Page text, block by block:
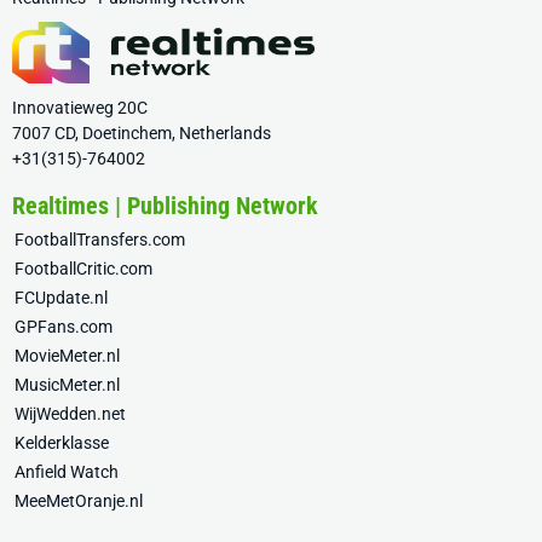
Innovatieweg 20C
7007 CD, Doetinchem, Netherlands
+31(315)-764002
Realtimes | Publishing Network
FootballTransfers.com
FootballCritic.com
FCUpdate.nl
GPFans.com
MovieMeter.nl
MusicMeter.nl
WijWedden.net
Kelderklasse
Anfield Watch
MeeMetOranje.nl